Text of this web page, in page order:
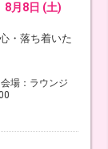
8月8日 (土)
・落ち着いた
会場：ラウンジ